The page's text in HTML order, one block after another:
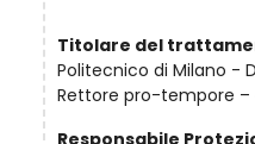
Titolare del
Politecnico di Milano -
Rettore pro-tempore
Responsabile